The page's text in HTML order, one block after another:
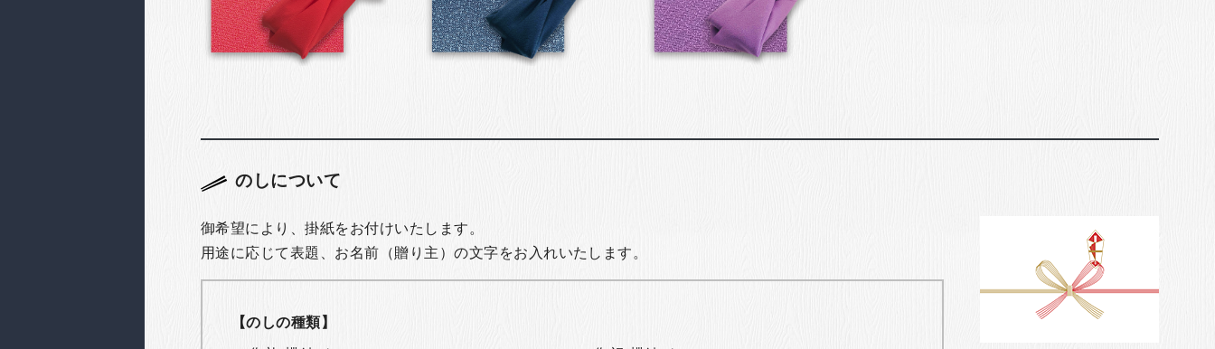
のしについて
御希望により、掛紙をお付けいたします。
用途に応じて表題、お名前（贈り主）の文字をお入れいたします。
【のしの種類】